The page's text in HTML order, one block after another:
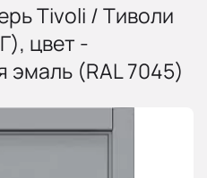
Tivoli / Тиволи
цвет -
(RAL 7045)